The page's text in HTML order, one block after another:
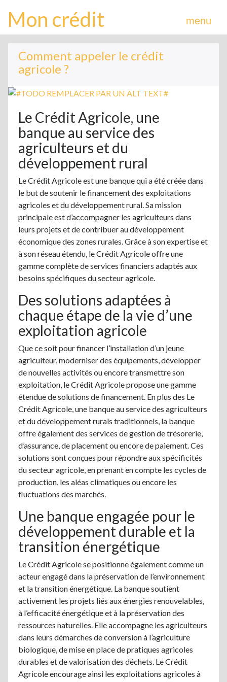
Mon crédit menu
Comment appeler le crédit
agricole ?
Le Crédit Agricole, une
banque au service des
agriculteurs et du
développement rural
Le Crédit Agricole est une banque qui a été créée dans
le but de soutenir le financement des exploitations
agricoles et du développement rural. Sa mission
principale est d’accompagner les agriculteurs dans
leurs projets et de contribuer au développement
économique des zones rurales. Grâce à son expertise et
à son réseau étendu, le Crédit Agricole offre une
gamme complète de services financiers adaptés aux
besoins spécifiques du secteur agricole.
Des solutions adaptées à
chaque étape de la vie d’une
exploitation agricole
Que ce soit pour financer l’installation d’un jeune
agriculteur, moderniser des équipements, développer
de nouvelles activités ou encore transmettre son
exploitation, le Crédit Agricole propose une gamme
étendue de solutions de financement. En plus des Le
Crédit Agricole, une banque au service des agriculteurs
et du développement rurals traditionnels, la banque
offre également des services de gestion de trésorerie,
d’assurance, de placement ou encore de paiement. Ces
solutions sont conçues pour répondre aux spécificités
du secteur agricole, en prenant en compte les cycles de
production, les aléas climatiques ou encore les
fluctuations des marchés.
Une banque engagée pour le
développement durable et la
transition énergétique
Le Crédit Agricole se positionne également comme un
acteur engagé dans la préservation de l’environnement
et la transition énergétique. La banque soutient
activement les projets liés aux énergies renouvelables,
à l’efficacité énergétique et à la préservation des
ressources naturelles. Elle accompagne les agriculteurs
dans leurs démarches de conversion à l’agriculture
biologique, de mise en place de pratiques agricoles
durables et de valorisation des déchets. Le Crédit
Agricole encourage ainsi les exploitations agricoles à